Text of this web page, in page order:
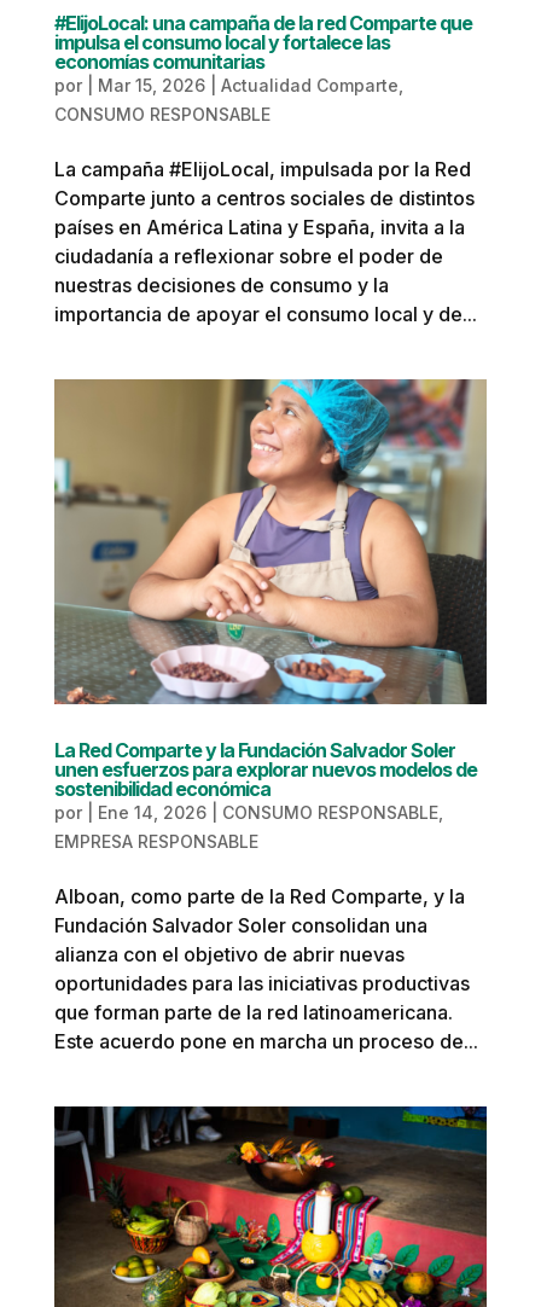
#ElijoLocal: una campaña de la red Comparte que
impulsa el consumo local y fortalece las
economías comunitarias
por Mar 15, 2026| Actualidad Comparte
CONSUMO RESPONSABLE
La campaña #ElijoLocal, impulsada por la Red
Comparte junto a centros sociales de distintos
países en América Latina y España, invita a la
ciudadanía a reflexionar sobre el poder de
nuestras decisiones de consumo y la
importancia de apoyar el consumo local y de...
La Red Comparte y la Fundación Salvador Soler
unen esfuerzos para explorar nuevos modelos de
sostenibilidad económica
por Ene 14, 2026| CONSUMO RESPONSABLE,
EMPRESA RESPONSABLE
Alboan, como parte de la Red Comparte, y la
Fundación Salvador Soler consolidan una
alianza con el objetivo de abrir nuevas
oportunidades para las iniciativas productivas
que forman parte de la red latinoamericana.
Este acuerdo pone en marcha un proceso de...